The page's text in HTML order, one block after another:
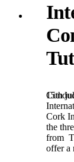
15th
Cork
the
from
offer a